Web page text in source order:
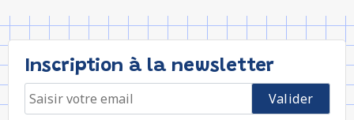
Inscription à la newsletter